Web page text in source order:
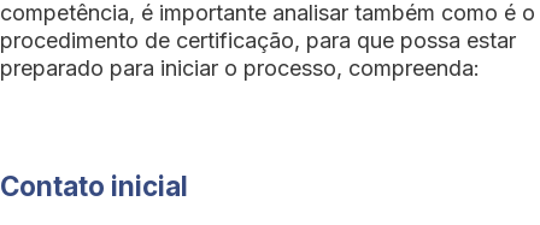
competência, é importante analisar também como é o
procedimento de certificação, para que possa estar
preparado para iniciar o processo, compreenda:
Contato inicial